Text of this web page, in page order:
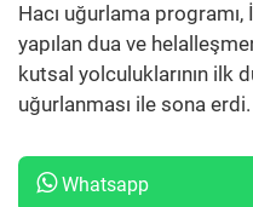
Hacı uğurlama
yapılan dua ve
kutsal yolculuklarının ilk
uğurlanması ile sona erdi.
Whatsapp